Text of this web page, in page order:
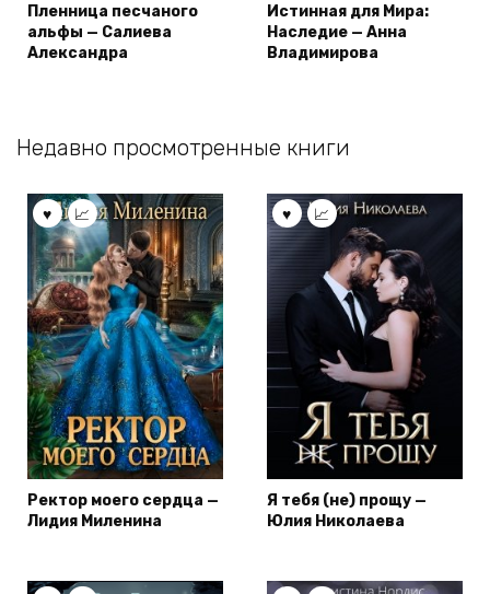
Пленница песчаного
альфы — Салиева
Александра
Истинная для Мира:
Наследие — Анна
Владимирова
Недавно просмотренные книги
Ректор моего сердца —
Лидия Миленина
Я тебя (не) прощу —
Юлия Николаева